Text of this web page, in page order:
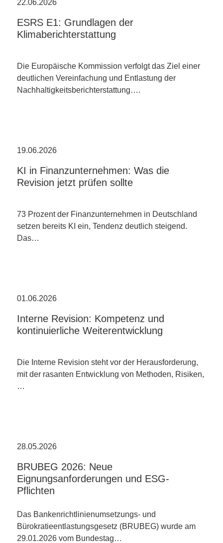
22.06.2026
ESRS E1: Grundlagen der
Klimaberichterstattung
Die Europäische Kommission verfolgt das Ziel einer
deutlichen Vereinfachung und Entlastung der
Nachhaltigkeitsberichterstattung….
19.06.2026
KI in Finanzunternehmen: Was die
Revision jetzt prüfen sollte
73 Prozent der Finanzunternehmen in Deutschland
setzen bereits KI ein, Tendenz deutlich steigend.
Das…
01.06.2026
Interne Revision: Kompetenz und
kontinuierliche Weiterentwicklung
Die Interne Revision steht vor der Herausforderung,
mit der rasanten Entwicklung von Methoden, Risiken,
…
28.05.2026
BRUBEG 2026: Neue
Eignungsanforderungen und ESG-
Pflichten
Das Bankenrichtlinienumsetzungs- und
Bürokratieentlastungsgesetz (BRUBEG) wurde am
29.01.2026 vom Bundestag…